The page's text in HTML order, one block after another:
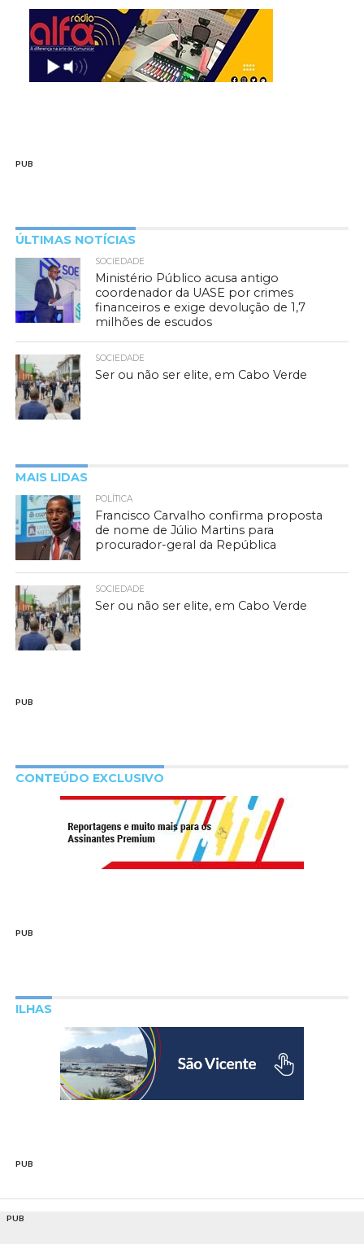
PUB
ÚLTIMAS NOTÍCIAS
SOCIEDADE
Ministério Público acusa antigo
coordenador da UASE por crimes
financeiros e exige devolução de 1,7
milhões de escudos
SOCIEDADE
Ser ou não ser elite, em Cabo Verde
MAIS LIDAS
POLÍTICA
Francisco Carvalho confirma proposta
de nome de Júlio Martins para
procurador-geral da República
SOCIEDADE
Ser ou não ser elite, em Cabo Verde
PUB
CONTEÚDO EXCLUSIVO
PUB
ILHAS
PUB
PUB